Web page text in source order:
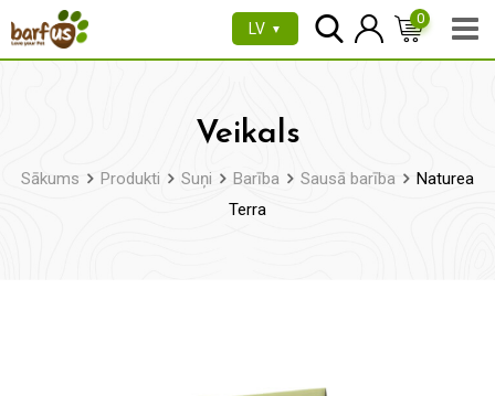
uz
LV ▼
0
Veikals
Sākums Produkti Suņi Barība Sausā barība
Naturea
Terra